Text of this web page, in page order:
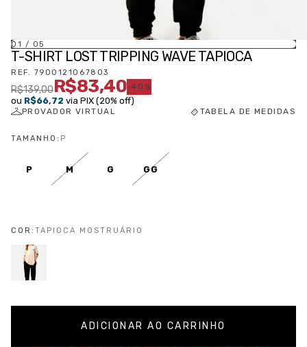
01 / 05
T-SHIRT LOST TRIPPING WAVE TAPIOCA
REF. 7900121067803
R$139,00R$83,40-40 %
ou R$66,72 via PIX (20% off)
PROVADOR VIRTUAL TABELA DE MEDIDAS
TAMANHO: P
P M G GG
COR: TAPIOCA MOSTRUÁRIO